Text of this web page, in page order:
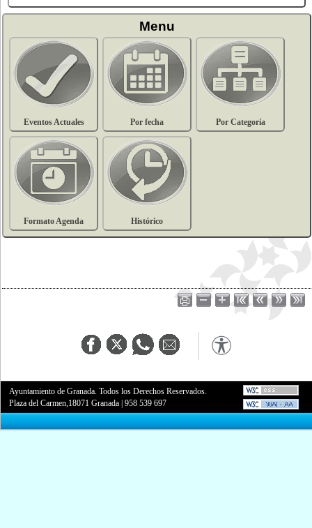
Menu
Eventos Actuales Por fecha Por Categoría
Formato Agenda Histórico
Ayuntamiento de Granada. Todos los Derechos Reservados.
Plaza del Carmen,18071 Granada |958 539 697